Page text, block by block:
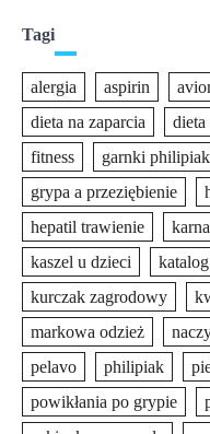
Tagi
alergia aspirin
dieta na zaparcia
dieta
fitness
garnki philipiak
grypa a przeziębienie
hepatil trawienie
kaszel u dzieci
kurczak zagrodowy
markowa odzież
pelavo
philipiak
powikłania po grypie